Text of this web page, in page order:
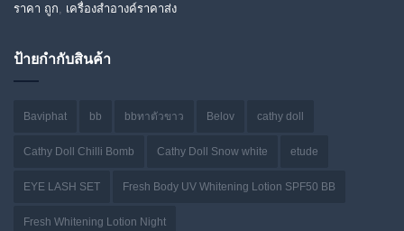
ราคา ถูก
เครื่องสำอางค์ราคาส่ง
ป้ายกำกับสินค้า
Baviphat bb bbทาตัวขาว Belov cathy doll
Cathy Doll Chilli Bomb Cathy Doll Snow white etude
EYE LASH SET Fresh Body UV Whitening Lotion SPF50 BB
Fresh Whitening Lotion Night